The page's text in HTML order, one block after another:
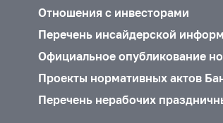
Отношения с инвесторами
Перечень инсайдерской
Официальное опубликование
Проекты нормативных актов
Перечень нерабочих